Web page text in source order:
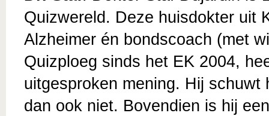
Quizwereld. Deze huisdokter uit
Alzheimer én bondscoach (met
Quizploeg sinds het EK 2004,
uitgesproken mening. Hij
dan ook niet. Bovendien is hij